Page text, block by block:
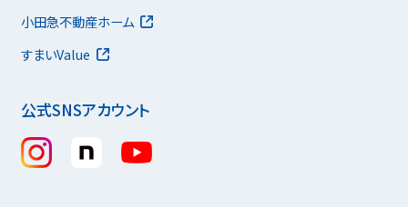
公式SNSアカウント
小田急不動産ホーム
すまいValue